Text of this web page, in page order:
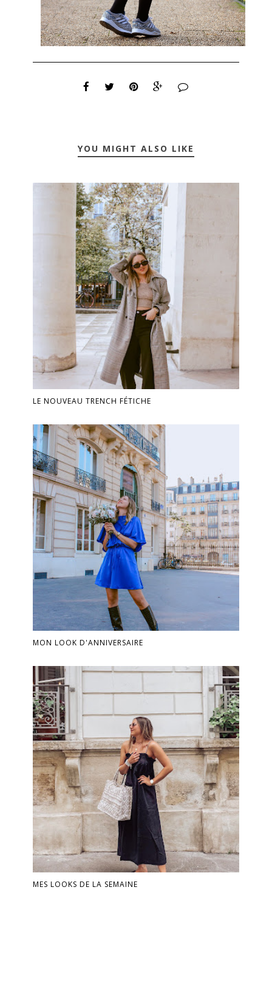
YOU MIGHT ALSO LIKE
LE NOUVEAU TRENCH FÉTICHE
MON LOOK D'ANNIVERSAIRE
MES LOOKS DE LA SEMAINE